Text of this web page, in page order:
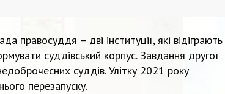
правосуддя – дві інституції, які відіграють
суддівський корпус. Завдання другої
суддів. Улітку 2021 року
перезапуску.